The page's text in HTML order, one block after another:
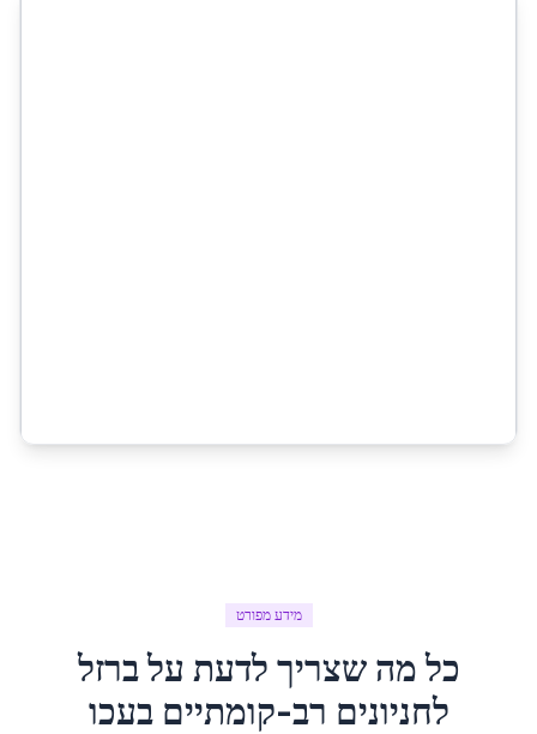
מידע מפורט
כל מה שצריך לדעת עלברזל
לחניונים רב-קומתיים בעכו